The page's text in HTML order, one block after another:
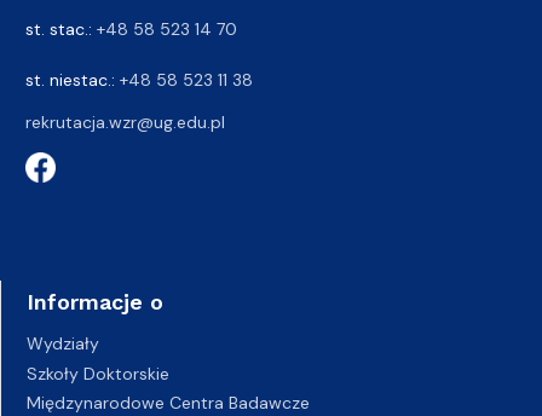
st. stac.: +48 58 523 14 70
st. niestac.: +48 58 523 11 38
rekrutacja.wzr@ug.edu.pl
Informacje o
Wydziały
Szkoły Doktorskie
Międzynarodowe Centra Badawcze